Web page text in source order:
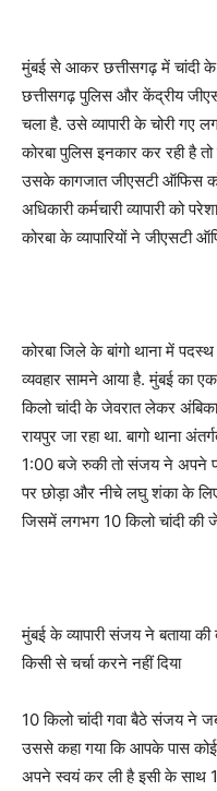
मुंबई से आकर छत्तीसगढ़ में चांदी के
छत्तीसगढ़ पुलिस और केंद्रीय
चला है. उसे व्यापारी के चोरी गए
कोरबा पुलिस इनकार कर रही है
उसके कागजात जीएसटी ऑफिस
अधिकारी कर्मचारी व्यापारी को
कोरबा के व्यापारियों ने जीएसटी
कोरबा जिले के बांगो थाना में
व्यवहार सामने आया है. मुंबई का
किलो चांदी के जेवरात लेकर
रायपुर जा रहा था. बागो थाना
1:00 बजे रुकी तो संजय ने अपने
पर छोड़ा और नीचे लघु शंका के
जिसमें लगभग 10 किलो चांदी की
मुंबई के व्यापारी संजय ने बताया
किसी से चर्चा करने नहीं दिया
10 किलो चांदी गवा बैठे संजय ने
उससे कहा गया कि आपके पास कोई
अपने स्वयं कर ली है इसी के साथ